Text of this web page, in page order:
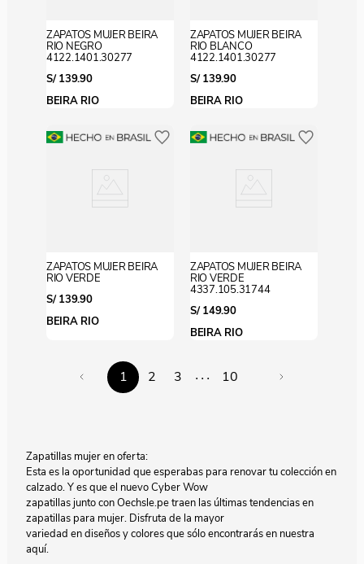
ZAPATOS MUJER BEIRA
RIO NEGRO
4122.1401.30277
S/ 139.90
BEIRA RIO
ZAPATOS MUJER BEIRA
RIO BLANCO
4122.1401.30277
S/ 139.90
BEIRA RIO
ZAPATOS MUJER BEIRA
RIO VERDE
S/ 139.90
BEIRA RIO
ZAPATOS MUJER BEIRA
RIO VERDE
4337.105.31744
S/ 149.90
BEIRA RIO
1 2 3 ... 10
Zapatillas mujer en oferta:
Esta es la oportunidad que esperabas para renovar tu colección en
calzado. Y es que el nuevo Cyber Wow
zapatillas junto con Oechsle.pe traen las últimas tendencias en
zapatillas para mujer. Disfruta de la mayor
variedad en diseños y colores que sólo encontrarás en nuestra
aquí.